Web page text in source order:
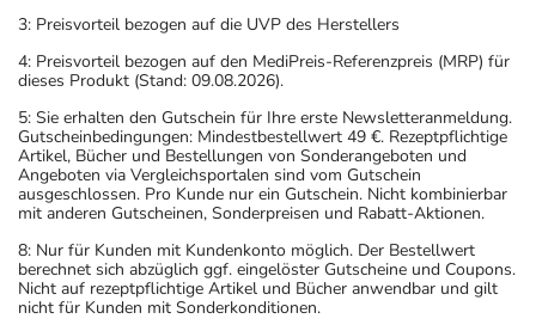
3: Preisvorteil bezogen auf die UVP des Herstellers
4: Preisvorteil bezogen auf den MediPreis-Referenzpreis (MRP) für
dieses Produkt (Stand: 09.08.2026).
5: Sie erhalten den Gutschein für Ihre erste Newsletteranmeldung.
Gutscheinbedingungen: Mindestbestellwert 49 €. Rezeptpflichtige
Artikel, Bücher und Bestellungen von Sonderangeboten und
Angeboten via Vergleichsportalen sind vom Gutschein
ausgeschlossen. Pro Kunde nur ein Gutschein. Nicht kombinierbar
mit anderen Gutscheinen, Sonderpreisen und Rabatt-Aktionen.
8: Nur für Kunden mit Kundenkonto möglich. Der Bestellwert
berechnet sich abzüglich ggf. eingelöster Gutscheine und Coupons.
Nicht auf rezeptpflichtige Artikel und Bücher anwendbar und gilt
nicht für Kunden mit Sonderkonditionen.